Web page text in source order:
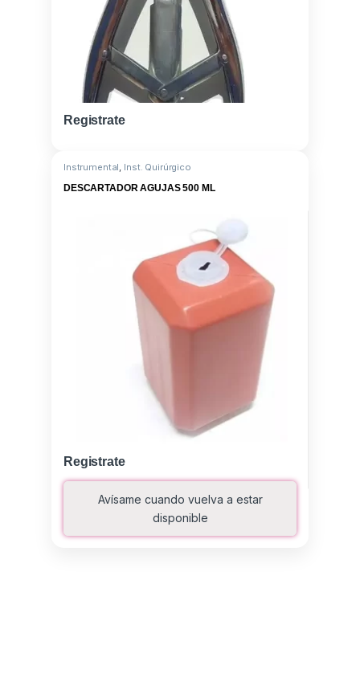
Registrate
Instrumental, Inst. Quirúrgico
DESCARTADOR AGUJAS 500 ML
Registrate
Avísame cuando vuelva a estar
disponible